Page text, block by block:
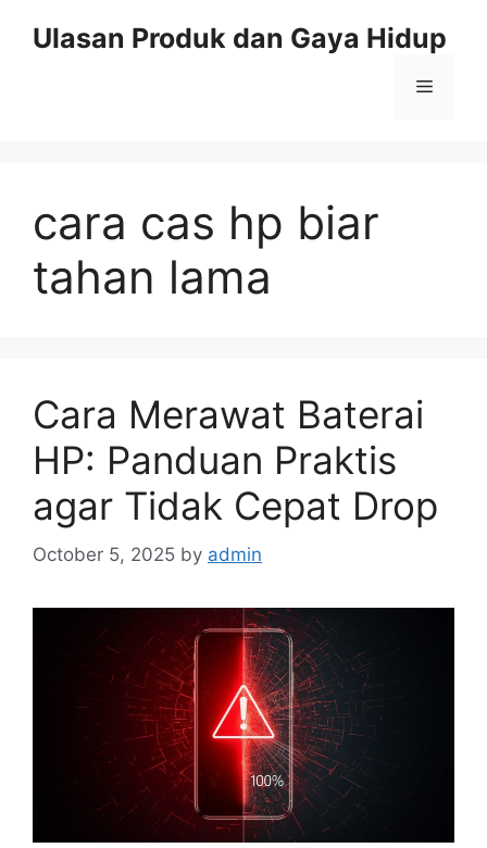
Ulasan Produk dan Gaya Hidup
Menu
cara cas hp biar
tahan lama
Cara Merawat Baterai
HP: Panduan Praktis
agar Tidak Cepat Drop
October 5, 2025 by admin